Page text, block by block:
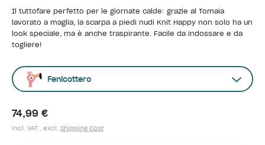
Il tuttofare perfetto per le giornate calde: grazie al Tomaia
lavorato a maglia, la scarpa a piedi nudi Knit Happy non solo ha un
look speciale, ma è anche traspirante. Facile da indossare e da
togliere!
Fenicottero
74,99 €
incl. VAT , excl. Shipping Cost